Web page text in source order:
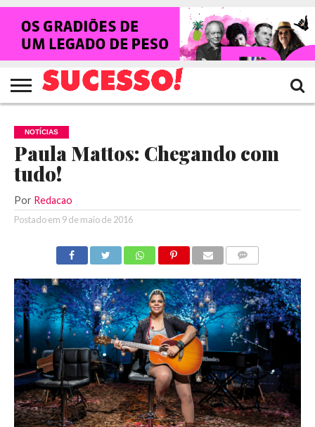
HOME
NOTÍCIAS
SHOWS
ENTREVISTAS
CLIQUES
RANKING
CROWLEY
TV
SUCESSO!
REVISTA
SUCESSO!
NOTÍCIAS
Paula Mattos: Chegando com
tudo!
Por Redacao
Postado em 9 de maio de 2016